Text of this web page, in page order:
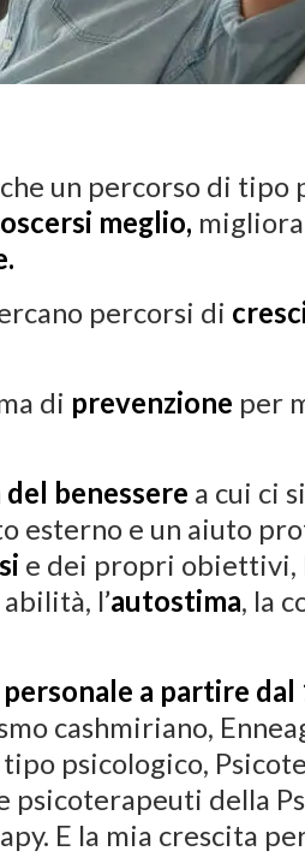
un percorso di tipo
meglio,
percorsi di
di prevenzione per
benessere a cui ci
esterno e un aiuto
e dei propri obiettivi,
l’autostima, la
a partire dal
cashmiriano,
psicologico,
della
E la mia crescita